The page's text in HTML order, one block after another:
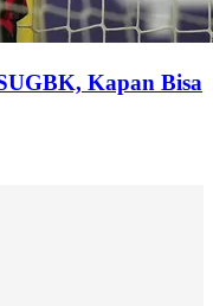
Kapan Bisa